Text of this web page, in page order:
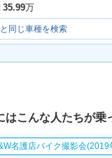
マイナーチェンジ
35.99万
同じ車種を検索
はこんな人たちが乗
名護店バイク撮影会(2019